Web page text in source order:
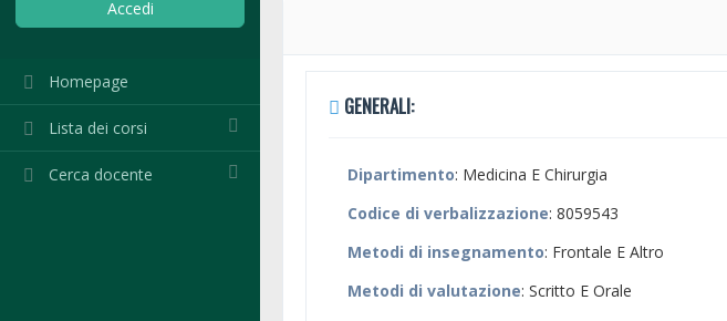
Homepage
Lista dei corsi
Cerca docente
GENERALI:
Dipartimento: Medicina E Chirurgia
Codice di verbalizzazione: 8059543
Metodi di insegnamento: Frontale E Altro
Metodi di valutazione: Scritto E Orale